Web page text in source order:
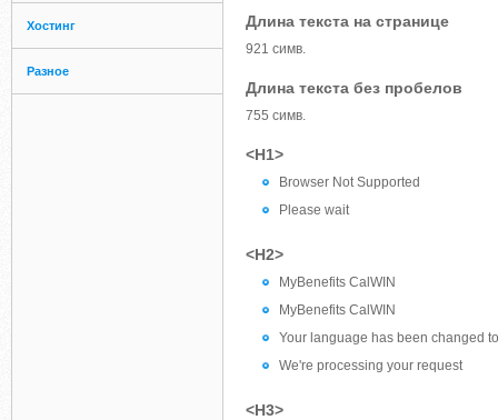
Хостинг
Разное
Длина текста на странице
921 симв.
Длина текста без пробелов
755 симв.
<H1>
Browser Not Supported
Please wait
<H2>
MyBenefits CalWIN
MyBenefits CalWIN
Your language has been changed
We're processing your request
<H3>